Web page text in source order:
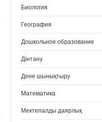
Биология
География
Дошкольное образование
Дінтану
Дене шынықтыру
Математика
Мектепалды даярлық